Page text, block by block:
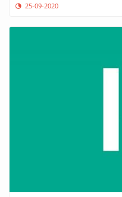
25-09-2020